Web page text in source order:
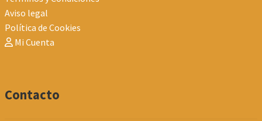
Aviso legal
Política de Cookies
Mi Cuenta
Contacto